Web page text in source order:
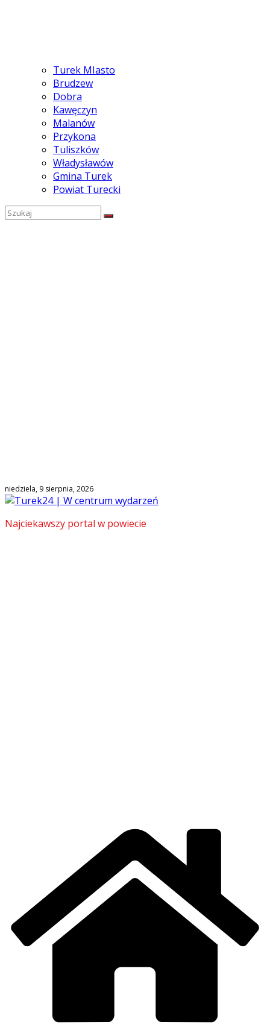
Turek MIasto
Brudzew
Dobra
Kawęczyn
Malanów
Przykona
Tuliszków
Władysławów
Gmina Turek
Powiat Turecki
niedziela, 9 sierpnia, 2026
Najciekawszy portal w powiecie